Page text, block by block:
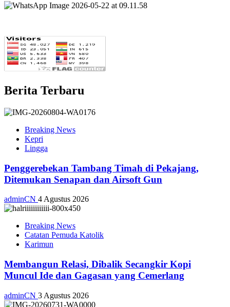
Berita Terbaru
Breaking News
Kepri
Lingga
Penggerebekan Tambang Timah di Pekajang,
Ditemukan Senapan dan Airsoft Gun
adminCN 4 Agustus 2026
Breaking News
Catatan Pemuda Katolik
Karimun
Membangun Relasi, Dibalik Secangkir Kopi
Muncul Ide dan Gagasan yang Cemerlang
adminCN 3 Agustus 2026